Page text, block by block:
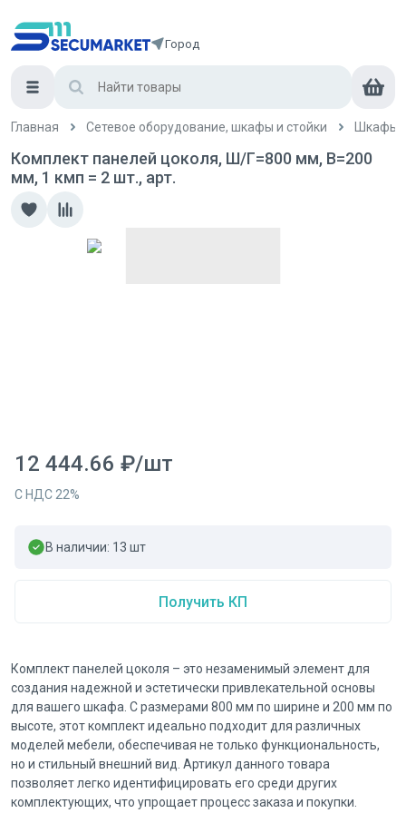
Город
Главная Сетевое оборудование, шкафы и стойки Шкафы
Комплект панелей цоколя, Ш/Г=800 мм, В=200
мм, 1 кмп = 2 шт., арт.
12 444.66 ₽/шт
С НДС 22%
В наличии: 13 шт
Получить КП
Комплект панелей цоколя – это незаменимый элемент для
создания надежной и эстетически привлекательной основы
для вашего шкафа. С размерами 800 мм по ширине и 200 мм по
высоте, этот комплект идеально подходит для различных
моделей мебели, обеспечивая не только функциональность,
но и стильный внешний вид. Артикул данного товара
позволяет легко идентифицировать его среди других
комплектующих, что упрощает процесс заказа и покупки.